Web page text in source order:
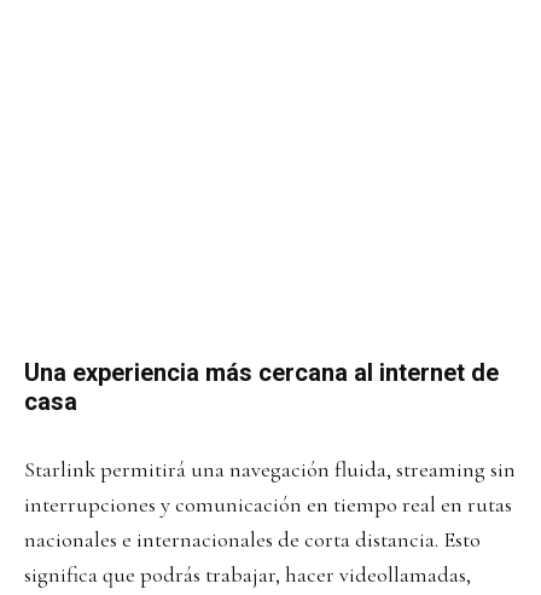
Una experiencia más cercana al internet de
casa
Starlink permitirá una navegación fluida, streaming sin
interrupciones y comunicación en tiempo real en rutas
nacionales e internacionales de corta distancia. Esto
significa que podrás trabajar, hacer videollamadas,